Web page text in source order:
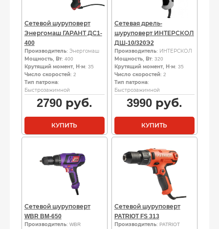
Сетевой шуруповерт
Энергомаш ГАРАНТ ДС1-
400
Производитель: Энергомаш
Мощность, Вт: 400
Крутящий момент, Н·м: 35
Число скоростей: 2
Тип патрона:
Быстрозажимной
2790руб.
КУПИТЬ
Сетевая дрель-
шуруповерт ИНТЕРСКОЛ
ДШ-10/320Э2
Производитель: ИНТЕРСКОЛ
Мощность, Вт: 320
Крутящий момент, Н·м: 35
Число скоростей: 2
Тип патрона:
Быстрозажимной
3990руб.
КУПИТЬ
Сетевой шуруповерт
WBR BM-650
Производитель: WBR
Сетевой шуруповерт
PATRIOT FS 313
Производитель: PATRIOT